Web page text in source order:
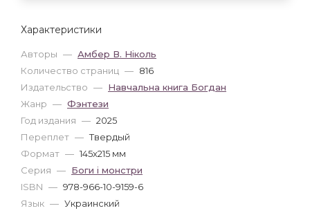
Характеристики
Авторы — Амбер В. Ніколь
Количество страниц — 816
Издательство — Навчальна книга Богдан
Жанр — Фэнтези
Год издания — 2025
Переплет — Твердый
Формат — 145x215 мм
Серия — Боги і монстри
ISBN — 978-966-10-9159-6
Язык — Украинский